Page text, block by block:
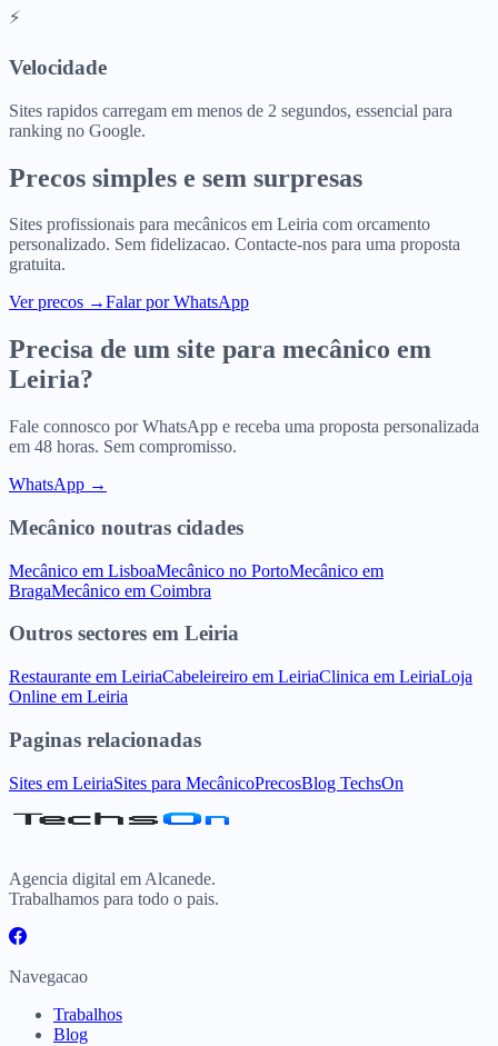
⚡
Velocidade
Sites rapidos carregam em menos de 2 segundos, essencial para
ranking no Google.
Precos simples e sem surpresas
Sites profissionais para mecânicos em Leiria com orcamento
personalizado. Sem fidelizacao. Contacte-nos para uma proposta
gratuita.
Ver precos →Falar por WhatsApp
Precisa de um site para mecânico em
Leiria?
Fale connosco por WhatsApp e receba uma proposta personalizada
em 48 horas. Sem compromisso.
WhatsApp →
Mecânico noutras cidades
Mecânico em LisboaMecânico no PortoMecânico em
BragaMecânico em Coimbra
Outros sectores em Leiria
Restaurante em LeiriaCabeleireiro em LeiriaClinica em LeiriaLoja
Online em Leiria
Paginas relacionadas
Sites em LeiriaSites para MecânicoPrecosBlog TechsOn
Agencia digital em Alcanede.
Trabalhamos para todo o pais.
Navegacao
Trabalhos
Blog